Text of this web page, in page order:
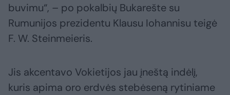
buvimu“, – po pokalbių Bukarešte su
Rumunijos prezidentu Klausu Iohannisu teigė
F. W. Steinmeieris.
Jis akcentavo Vokietijos jau įneštą indėlį,
kuris apima oro erdvės stebėseną rytiniame